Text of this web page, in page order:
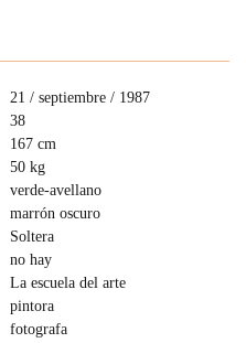
21 / septiembre / 1987
38
167 cm
50 kg
verde-avellano
marrón oscuro
Soltera
no hay
La escuela del arte
pintora
fotografa